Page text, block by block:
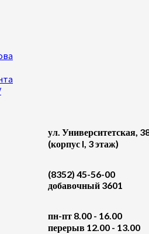
ул. Университетская,
(корпус I, 3 этаж)
(8352) 45-56-00
добавочный 3601
пн-пт 8.00 - 16.00
перерыв 12.00 - 13.00